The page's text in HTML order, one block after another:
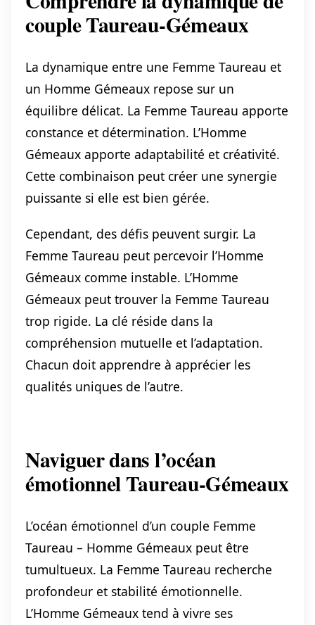
couple Taureau-Gémeaux
La dynamique entre une Femme Taureau et
un Homme Gémeaux repose sur un
équilibre délicat. La Femme Taureau apporte
constance et détermination. L’Homme
Gémeaux apporte adaptabilité et créativité.
Cette combinaison peut créer une synergie
puissante si elle est bien gérée.
Cependant, des défis peuvent surgir. La
Femme Taureau peut percevoir l’Homme
Gémeaux comme instable. L’Homme
Gémeaux peut trouver la Femme Taureau
trop rigide. La clé réside dans la
compréhension mutuelle et l’adaptation.
Chacun doit apprendre à apprécier les
qualités uniques de l’autre.
Naviguer dans l’océan
émotionnel Taureau-Gémeaux
L’océan émotionnel d’un couple Femme
Taureau – Homme Gémeaux peut être
tumultueux. La Femme Taureau recherche
profondeur et stabilité émotionnelle.
L’Homme Gémeaux tend à vivre ses